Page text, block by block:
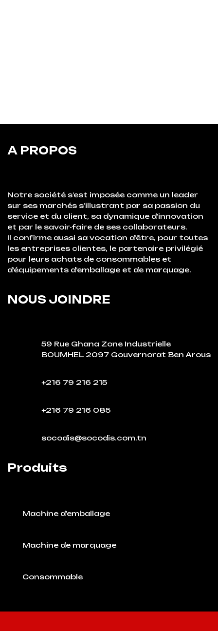
A PROPOS
Notre société s’est imposée comme un leader
sur ses marchés s’illustrant par sa passion du
service et du client, sa dynamique d’innovation
et par le savoir-faire de ses collaborateurs.
Il confirme aussi sa vocation d’être, pour toutes
les entreprises clientes, le partenaire privilégié
pour leurs achats de consommables et
d’équipements d’emballage et de marquage.
NOUS JOINDRE
59 Rue Ghana Zone Industrielle
BOUMHEL 2097 Gouvernorat Ben Arous
+216 79 216 215
+216 79 216 085
socodis@socodis.com.tn
Produits
Machine d'emballage
Machine de marquage
Consommable